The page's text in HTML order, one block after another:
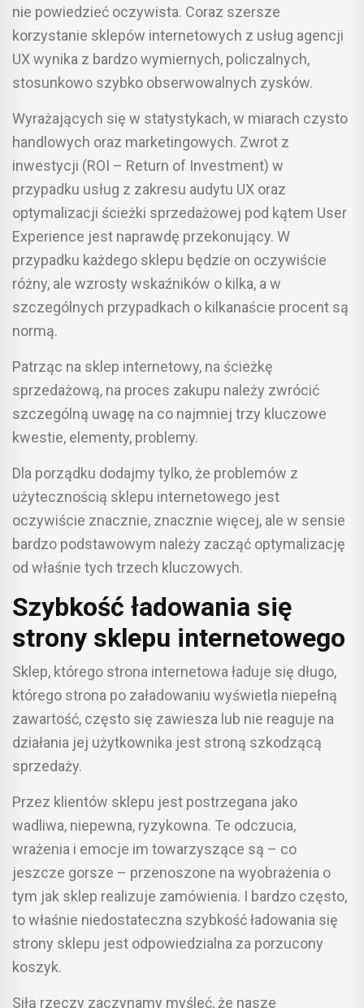
nie powiedzieć oczywista. Coraz szersze
korzystanie sklepów internetowych z usług agencji
UX wynika z bardzo wymiernych, policzalnych,
stosunkowo szybko obserwowalnych zysków.
Wyrażających się w statystykach, w miarach czysto
handlowych oraz marketingowych. Zwrot z
inwestycji (ROI – Return of Investment) w
przypadku usług z zakresu audytu UX oraz
optymalizacji ścieżki sprzedażowej pod kątem User
Experience jest naprawdę przekonujący. W
przypadku każdego sklepu będzie on oczywiście
różny, ale wzrosty wskaźników o kilka, a w
szczególnych przypadkach o kilkanaście procent są
normą.
Patrząc na sklep internetowy, na ścieżkę
sprzedażową, na proces zakupu należy zwrócić
szczególną uwagę na co najmniej trzy kluczowe
kwestie, elementy, problemy.
Dla porządku dodajmy tylko, że problemów z
użytecznością sklepu internetowego jest
oczywiście znacznie, znacznie więcej, ale w sensie
bardzo podstawowym należy zacząć optymalizację
od właśnie tych trzech kluczowych.
Szybkość ładowania się
strony sklepu internetowego
Sklep, którego strona internetowa ładuje się długo,
którego strona po załadowaniu wyświetla niepełną
zawartość, często się zawiesza lub nie reaguje na
działania jej użytkownika jest stroną szkodzącą
sprzedaży.
Przez klientów sklepu jest postrzegana jako
wadliwa, niepewna, ryzykowna. Te odczucia,
wrażenia i emocje im towarzyszące są – co
jeszcze gorsze – przenoszone na wyobrażenia o
tym jak sklep realizuje zamówienia. I bardzo często,
to właśnie niedostateczna szybkość ładowania się
strony sklepu jest odpowiedzialna za porzucony
koszyk.
Siłą rzeczy zaczynamy myśleć, że nasze